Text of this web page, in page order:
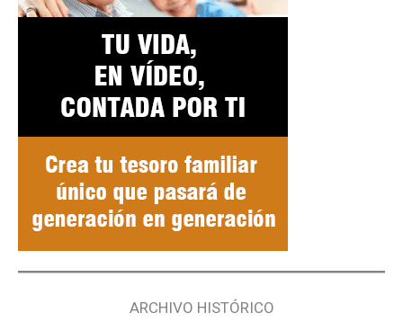
ARCHIVO HISTÓRICO